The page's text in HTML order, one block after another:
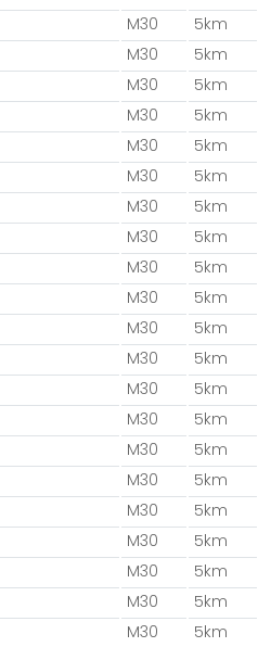
M30 5km
M30 5km
M30 5km
M30 5km
M30 5km
M30 5km
M30 5km
M30 5km
M30 5km
M30 5km
M30 5km
M30 5km
M30 5km
M30 5km
M30 5km
M30 5km
M30 5km
M30 5km
M30 5km
M30 5km
M30 5km